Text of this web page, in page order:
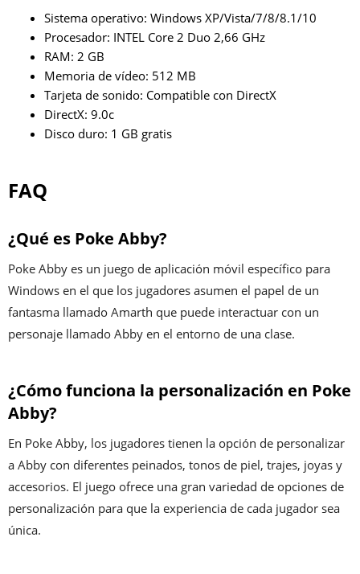
Sistema operativo: Windows XP/Vista/7/8/8.1/10
Procesador: INTEL Core 2 Duo 2,66 GHz
RAM: 2 GB
Memoria de vídeo: 512 MB
Tarjeta de sonido: Compatible con DirectX
DirectX: 9.0c
Disco duro: 1 GB gratis
FAQ
¿Qué es Poke Abby?
Poke Abby es un juego de aplicación móvil específico para
Windows en el que los jugadores asumen el papel de un
fantasma llamado Amarth que puede interactuar con un
personaje llamado Abby en el entorno de una clase.
¿Cómo funciona la personalización en Poke
Abby?
En Poke Abby, los jugadores tienen la opción de personalizar
a Abby con diferentes peinados, tonos de piel, trajes, joyas y
accesorios. El juego ofrece una gran variedad de opciones de
personalización para que la experiencia de cada jugador sea
única.